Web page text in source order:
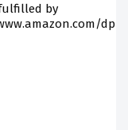
by
dp/